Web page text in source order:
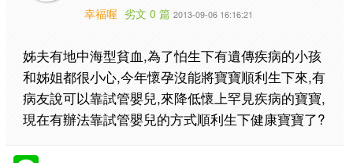
幸福喔 劣文 0 篇 2013-09-06 16:16:21
姊夫有地中海型貧血,為了怕生下有遺傳疾病的小孩
和姊姐都很小心,今年懷孕沒能將寶寶順利生下來,有
病友說可以靠試管嬰兒,來降低懷上罕見疾病的寶寶,
現在有辦法靠試管嬰兒的方式順利生下健康寶寶了?